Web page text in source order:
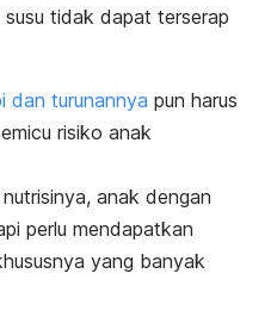
tidak dapat terserap
dan turunannya pun harus
risiko anak
anak dengan
perlu mendapatkan
yang banyak